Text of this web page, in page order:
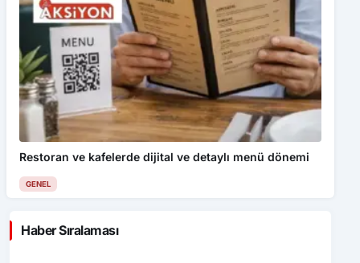
Restoran ve kafelerde dijital ve detaylı menü dönemi
GENEL
Haber Sıralaması